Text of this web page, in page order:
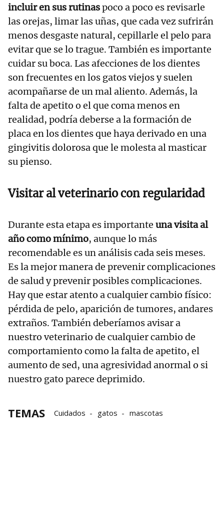
incluir en sus rutinaspoco a poco es revisarle
las orejas, limar las uñas, que cada vez sufrirán
menos desgaste natural, cepillarle el pelo para
evitar que se lo trague. También es importante
cuidar su boca. Las afecciones de los dientes
son frecuentes en los gatos viejos y suelen
acompañarse de un mal aliento. Además, la
falta de apetito o el que coma menos en
realidad, podría deberse a la formación de
placa en los dientes que haya derivado en una
gingivitis dolorosa que le molesta al masticar
su pienso.
Visitar al veterinario con regularidad
Durante esta etapa es importante una visita al
año como mínimo, aunque lo más
recomendable es un análisis cada seis meses.
Es la mejor manera de prevenir complicaciones
de salud y prevenir posibles complicaciones.
Hay que estar atento a cualquier cambio físico:
pérdida de pelo, aparición de tumores, andares
extraños. También deberíamos avisar a
nuestro veterinario de cualquier cambio de
comportamiento como la falta de apetito, el
aumento de sed, una agresividad anormal o si
nuestro gato parece deprimido.
TEMAS Cuidados gatos mascotas